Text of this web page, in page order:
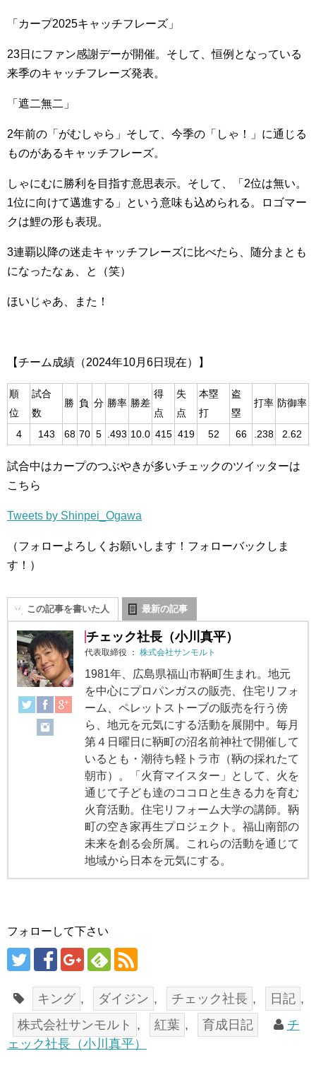
「カープ2025キャッチフレーズ」
23日にファン感謝デーが開催。そして、恒例となっている
来季のキャッチフレーズ発表。
「遮二無二」
2年前の「がむしゃら」そして、今季の「しゃ！」に通じる
ものがあるキャッチフレーズ。
しゃにむに勝利を目指す意思表示。そして、「2位は無い。
1位に向けて邁進する」という意味も込められる。ロゴマー
クは鯉の形も表現。
3連覇以降の迷走キャッチフレーズに比べたら、随分まとも
になったなぁ、と（笑）
ほいじゃあ、また！
【チーム成績（2024年10月6日現在）】
順
位
試合
数
勝 負 分 勝率 勝差
得
点
失
点
本塁
打
盗
塁
打率 防御率
4 143 68 70 5 .493 10.0 415 419 52 66 .238 2.62
試合中はカープのつぶやきが多いチェックのツイッターは
こちら
Tweets by Shinpei_Ogawa
（フォローよろしくお願いします！フォローバックしま
す！）
この記事を書いた人 最新の記事
チェック社長（小川真平）
代表取締役 ： 株式会社サンモルト
1981年、広島県福山市鞆町生まれ。地元
を中心にプロパンガスの販売、住宅リフォ
ーム、ペレットストーブの販売を行う傍
ら、地元を元気にする活動を展開中。毎月
第４日曜日に鞆町の沼名前神社で開催して
いるとも・潮待ち軽トラ市（鞆の採れたて
朝市）。「火育マイスター」として、火を
通じて子ども達のココロと生きる力を育む
火育活動。住宅リフォーム大学の講師。鞆
町の空き家再生プロジェクト。福山南部の
未来を創る会所属。これらの活動を通じて
地域から日本を元気にする。
フォローして下さい
キング , ダイジン , チェック社長 , 日記 ,
株式会社サンモルト , 紅葉 , 育成日記
チ
ェック社長（小川真平）